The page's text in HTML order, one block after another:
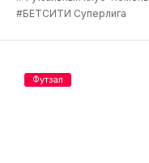
#БЕТСИТИ Суперлига
Футзал